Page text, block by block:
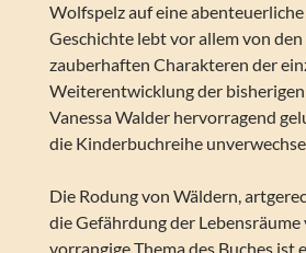
Wolfspelz auf eine abenteuerliche
Geschichte lebt vor allem von
zauberhaften Charakteren der
Weiterentwicklung der
Vanessa Walder hervorragend
die Kinderbuchreihe
Die Rodung von Wäldern,
die Gefährdung der Lebensräume
vorrangige Thema des Buches ist